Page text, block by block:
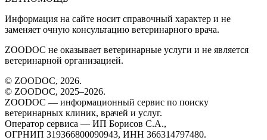
Информация на сайте носит справочный характер и не
заменяет очную консультацию ветеринарного врача.
ZOODOC не оказывает ветеринарные услуги и не является
ветеринарной организацией.
© ZOODOC, 2026.
© ZOODOC, 2025–2026.
ZOODOC — информационный сервис по поиску
ветеринарных клиник, врачей и услуг.
Оператор сервиса — ИП Борисов С.А.,
ОГРНИП 319366800090943, ИНН 366314797480.